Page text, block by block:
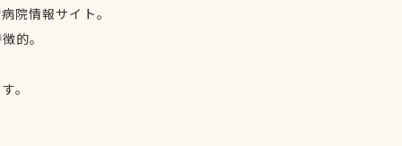
院情報サイト。
的。
。